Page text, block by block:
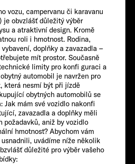
vozidel
prodejců
vozu, campervanu či karavanu
je obvzlášť důležitý výběr
a atraktivní design. Kromě
roli i hmotnost. Rodina,
doplňky a zavazadla –
mít prostor. Současně
limity pro konfi guraci a
automobil je navržen pro
která nesmí být při jízdě
obytných automobilů se
Jak mám své vozidlo nakonfi
zavazadla a doplňky měli
požadavků, aniž by vozidlo
hmotnost? Abychom vám
uvádíme níže několik
důležité pro výběr vašeho